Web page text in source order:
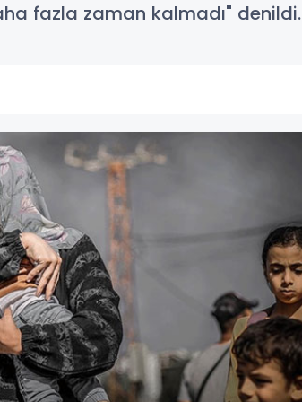
fazla zaman kalmadı" denildi.